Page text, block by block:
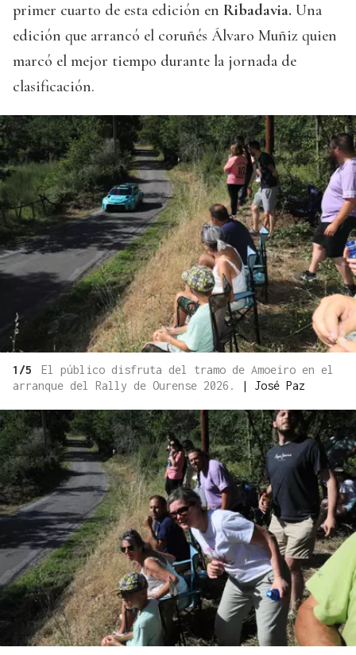
primer cuarto de esta edición en Ribadavia. Una
edición que arrancó el coruñés Álvaro Muñiz quien
marcó el mejor tiempo durante la jornada de
clasificación.
1/5
El público disfruta del tramo de Amoeiro en el
arranque del Rally de Ourense 2026.
| José Paz